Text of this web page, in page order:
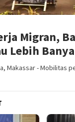
Migran,
Lebih
Makassar - Mobilitas